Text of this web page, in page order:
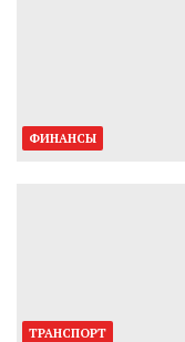
ФИНАНСЫ
ТРАНСПОРТ